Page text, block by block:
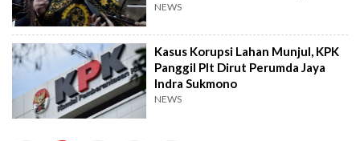
NEWS
Kasus Korupsi Lahan Munjul, KPK
Panggil Plt Dirut Perumda Jaya
Indra Sukmono
NEWS